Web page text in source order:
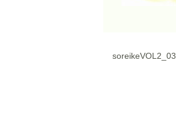
soreikeVOL2_03